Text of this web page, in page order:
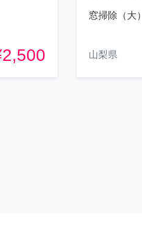
窓掃除（大）
山梨県